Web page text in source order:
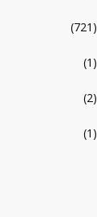
(721)
(1)
(2)
(1)